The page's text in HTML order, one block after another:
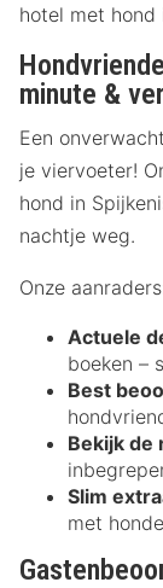
hotel met hond
minute &
Een
je viervoeter!
hond in
nachtje weg.
Onze
Actuele
boeken –
Best
Bekijk de
Slim
met